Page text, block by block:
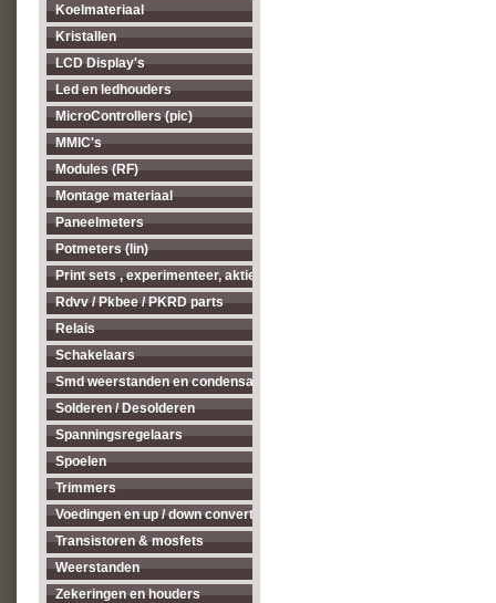
Koelmateriaal
Kristallen
LCD Display's
Led en ledhouders
MicroControllers (pic)
MMIC's
Modules (RF)
Montage materiaal
Paneelmeters
Potmeters (lin)
Print sets , experimenteer, aktieve antenne's enz...
Rdvv / Pkbee / PKRD parts
Relais
Schakelaars
Smd weerstanden en condensatoren
Solderen / Desolderen
Spanningsregelaars
Spoelen
Trimmers
Voedingen en up / down converters
Transistoren & mosfets
Weerstanden
Zekeringen en houders